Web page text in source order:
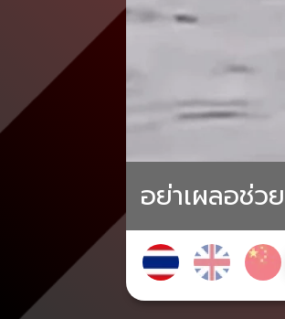
อย่าเผลอช่ว